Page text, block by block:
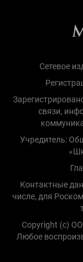
Сетевое
связи,
Учредитель:
Контактные
числе, для
Copyright (с)
Любое